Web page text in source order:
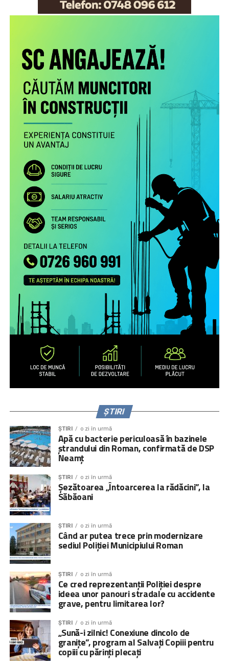
ȘTIRI
ȘTIRI o zi în urmă
Apă cu bacterie periculoasă în bazinele
ștrandului din Roman, confirmată de DSP
Neamț
ȘTIRI o zi în urmă
Șezătoarea „Întoarcerea la rădăcini”, la
Săbăoani
ȘTIRI o zi în urmă
Când ar putea trece prin modernizare
sediul Poliției Municipiului Roman
ȘTIRI o zi în urmă
Ce cred reprezentanții Poliției despre
ideea unor panouri stradale cu accidente
grave, pentru limitarea lor?
ȘTIRI o zi în urmă
„Sună-i zilnic! Conexiune dincolo de
granițe”, program al Salvați Copiii pentru
copiii cu părinți plecați